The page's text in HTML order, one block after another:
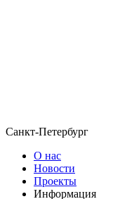
Санкт-Петербург
О нас
Новости
Проекты
Информация